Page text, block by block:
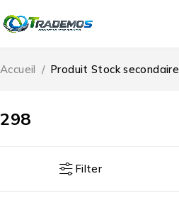
298
Accueil / Produit Stock secondaire
Filter